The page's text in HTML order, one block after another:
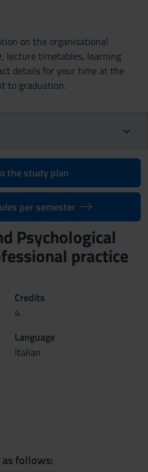
on the organisational
lecture timetables, learning
details for your time at the
to graduation.
the study plan
per semester
Psychological
practice
Credits
4
Language
Italian
as follows: